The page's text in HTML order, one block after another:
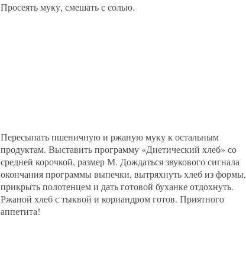
Просеять муку, смешать с солью.
Пересыпать пшеничную и ржаную муку к остальным
продуктам. Выставить программу «Диетический хлеб» со
средней корочкой, размер М. Дождаться звукового сигнала
окончания программы выпечки, вытряхнуть хлеб из формы,
прикрыть полотенцем и дать готовой буханке отдохнуть.
Ржаной хлеб с тыквой и кориандром готов. Приятного
аппетита!